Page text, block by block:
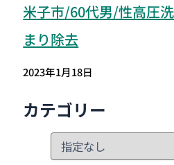
米子市/60代男/性高圧
まり除去
2023年1月18日
カテゴリー